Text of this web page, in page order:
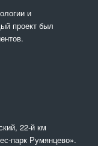
и
проект был
22-й км
парк Румянцево».